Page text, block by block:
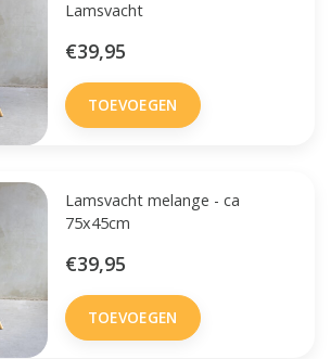
Lamsvacht
€39,95
TOEVOEGEN
Lamsvacht melange - ca
75x45cm
€39,95
TOEVOEGEN